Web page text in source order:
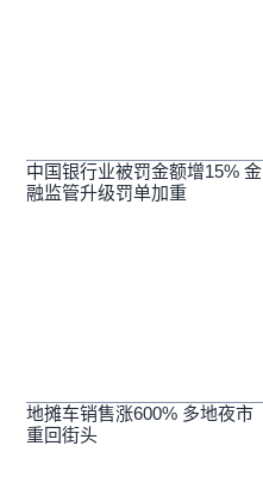
中国银行业被罚金额增15% 金
融监管升级罚单加重
地摊车销售涨600% 多地夜市
重回街头